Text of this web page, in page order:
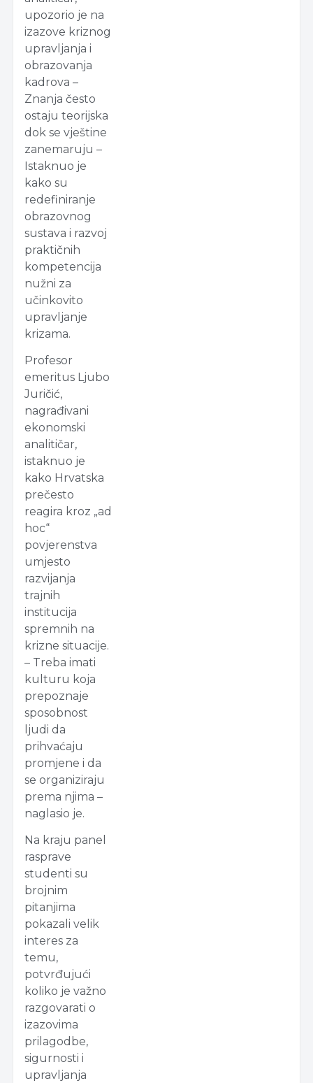
upozorio je na
izazove kriznog
upravljanja i
obrazovanja
kadrova –
Znanja često
ostaju teorijska
dok se vještine
zanemaruju –
Istaknuo je
kako su
redefiniranje
obrazovnog
sustava i razvoj
praktičnih
kompetencija
nužni za
učinkovito
upravljanje
krizama.
Profesor
emeritus Ljubo
Juričić,
nagrađivani
ekonomski
analitičar,
istaknuo je
kako Hrvatska
prečesto
reagira kroz „ad
hoc“
povjerenstva
umjesto
razvijanja
trajnih
institucija
spremnih na
krizne situacije.
– Treba imati
kulturu koja
prepoznaje
sposobnost
ljudi da
prihvaćaju
promjene i da
se organiziraju
prema njima –
naglasio je.
Na kraju panel
rasprave
studenti su
brojnim
pitanjima
pokazali velik
interes za
temu,
potvrđujući
koliko je važno
razgovarati o
izazovima
prilagodbe,
sigurnosti i
upravljanja